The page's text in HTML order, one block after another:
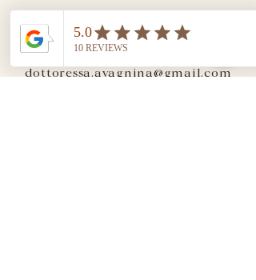
dottoressa.avagnina@gmail.com